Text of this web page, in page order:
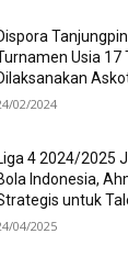
Usia 17
02/2024
4 2024/2025
Indonesia,
untuk
04/2025